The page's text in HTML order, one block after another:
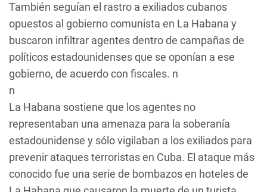
También seguían el rastro a exiliados cubanos
opuestos al gobierno comunista en La Habana y
buscaron infiltrar agentes dentro de campañas de
políticos estadounidenses que se oponían a ese
gobierno, de acuerdo con fiscales. n
n
La Habana sostiene que los agentes no
representaban una amenaza para la soberanía
estadounidense y sólo vigilaban a los exiliados para
prevenir ataques terroristas en Cuba. El ataque más
conocido fue una serie de bombazos en hoteles de